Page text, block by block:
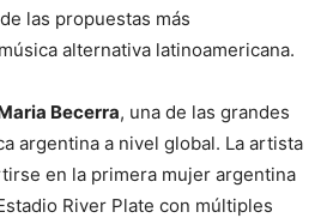
las propuestas más
alternativa latinoamericana.
Becerra, una de las grandes
argentina a nivel global. La artista
en la primera mujer argentina
River Plate con múltiples